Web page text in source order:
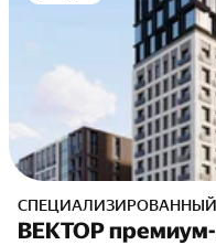
СПЕЦИАЛИЗИРОВАННЫЙ
ВЕКТОР премиум-